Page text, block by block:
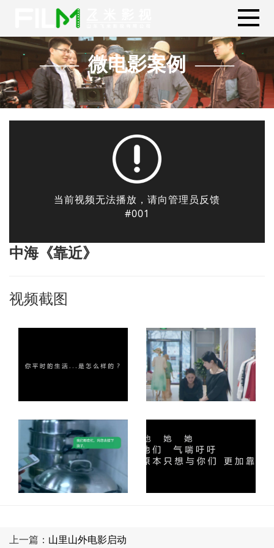
微电影案例
中海《靠近》
视频截图
上一篇： 山里山外电影启动